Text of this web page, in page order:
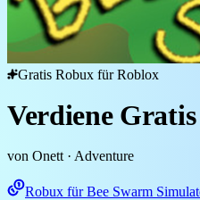
Gratis Robux für Roblox
Verdiene
von Onett · Adventure
Robux für Bee Swarm